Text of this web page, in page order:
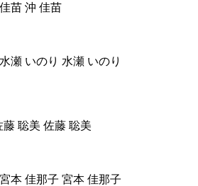
沖 佳苗
水瀬 いのり
佐藤 聡美
宮本 佳那子